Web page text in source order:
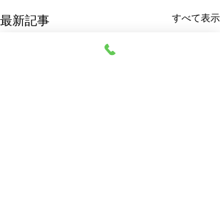
最新記事 すべて表示